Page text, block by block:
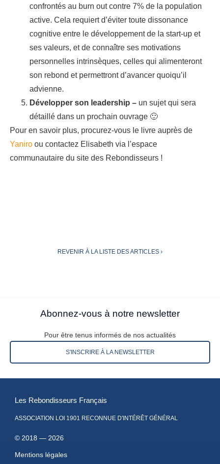
confrontés au burn out contre 7% de la population
active. Cela requiert d’éviter toute dissonance
cognitive entre le développement de la start-up et
ses valeurs, et de connaître ses motivations
personnelles intrinsèques, celles qui alimenteront
son rebond et permettront d’avancer quoiqu’il
advienne.
Développer son leadership – un sujet qui sera
détaillé dans un prochain ouvrage 🙂
Pour en savoir plus, procurez-vous le livre auprès de
Yaniro ou contactez Elisabeth via l’espace
communautaire du site des Rebondisseurs !
REVENIR À LA LISTE DES ARTICLES ›
Abonnez-vous à notre newsletter
Pour être tenus informés de nos actualités
S'INSCRIRE À LA NEWSLETTER
Les Rebondisseurs Français
ASSOCIATION LOI 1901 RECONNUE D'INTÉRÊT GÉNÉRAL
© 2018 — 2026
Mentions légales